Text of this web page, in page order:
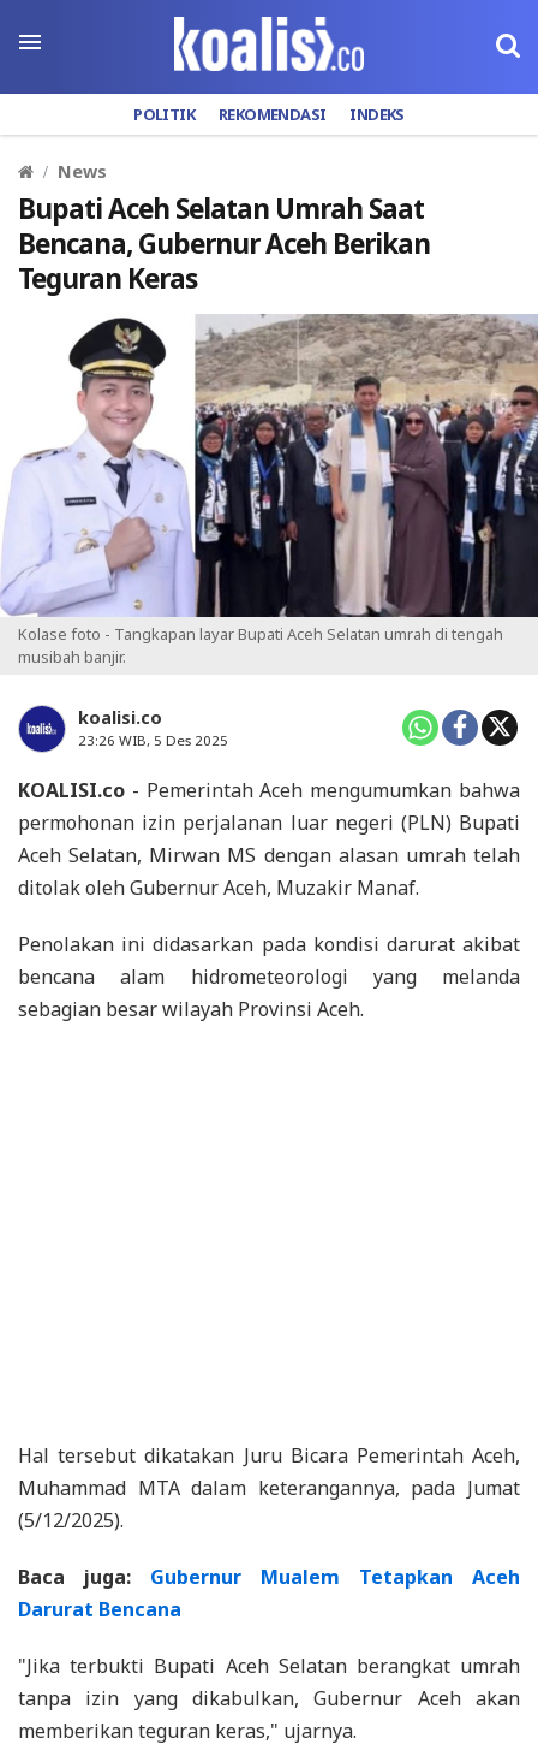
POLITIK REKOMENDASI INDEKS
News
Bupati Aceh Selatan Umrah Saat
Bencana, Gubernur Aceh Berikan
Teguran Keras
Kolase foto - Tangkapan layar Bupati Aceh Selatan umrah di tengah
musibah banjir.
koalisi.co
23:26 WIB, 5 Des 2025
KOALISI.co - Pemerintah Aceh mengumumkan bahwa
permohonan izin perjalanan luar negeri (PLN) Bupati
Aceh Selatan, Mirwan MS dengan alasan umrah telah
ditolak oleh Gubernur Aceh, Muzakir Manaf.
Penolakan ini didasarkan pada kondisi darurat akibat
bencana alam hidrometeorologi yang melanda
sebagian besar wilayah Provinsi Aceh.
Hal tersebut dikatakan Juru Bicara Pemerintah Aceh,
Muhammad MTA dalam keterangannya, pada Jumat
(5/12/2025).
Baca juga: Gubernur Mualem Tetapkan Aceh
Darurat Bencana
"Jika terbukti Bupati Aceh Selatan berangkat umrah
tanpa izin yang dikabulkan, Gubernur Aceh akan
memberikan teguran keras," ujarnya.